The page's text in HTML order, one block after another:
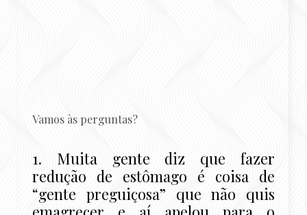
Vamos às perguntas?
1. Muita gente diz que fazer
redução de estômago é coisa de
“gente preguiçosa” que não quis